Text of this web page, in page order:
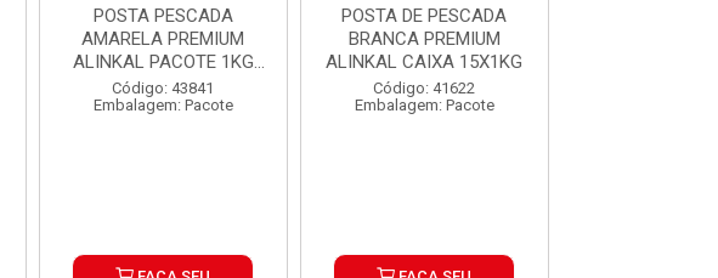
POSTA PESCADA
AMARELA PREMIUM
ALINKAL PACOTE 1KG
CX15KG
Código: 43841
Embalagem: Pacote
POSTA DE PESCADA
BRANCA PREMIUM
ALINKAL CAIXA 15X1KG
Código: 41622
Embalagem: Pacote